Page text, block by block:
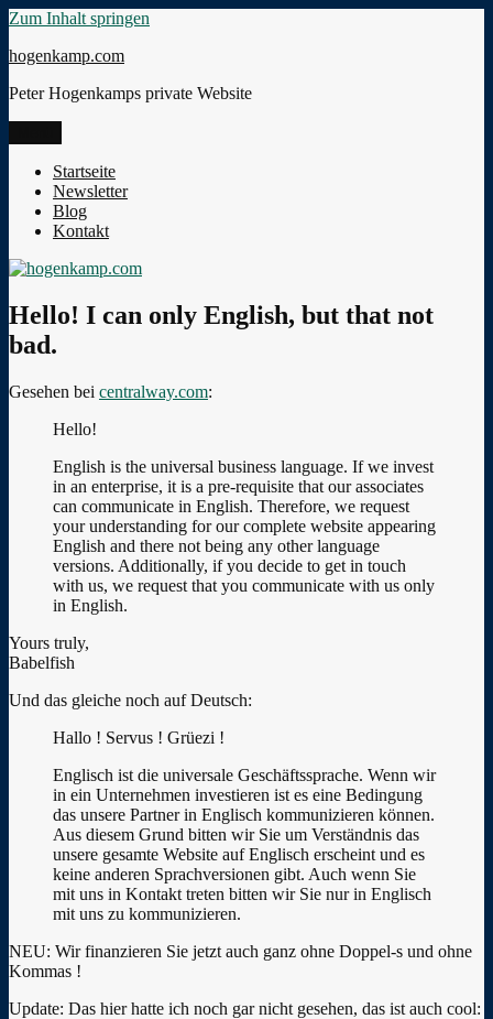
Zum Inhalt springen
hogenkamp.com
Peter Hogenkamps private Website
Startseite
Newsletter
Blog
Kontakt
Hello! I can only English, but that not
bad.
Gesehen bei centralway.com:
Hello!
English is the universal business language. If we invest
in an enterprise, it is a pre-requisite that our associates
can communicate in English. Therefore, we request
your understanding for our complete website appearing
English and there not being any other language
versions. Additionally, if you decide to get in touch
with us, we request that you communicate with us only
in English.
Yours truly,
Babelfish
Und das gleiche noch auf Deutsch:
Hallo ! Servus ! Grüezi !
Englisch ist die universale Geschäftssprache. Wenn wir
in ein Unternehmen investieren ist es eine Bedingung
das unsere Partner in Englisch kommunizieren können.
Aus diesem Grund bitten wir Sie um Verständnis das
unsere gesamte Website auf Englisch erscheint und es
keine anderen Sprachversionen gibt. Auch wenn Sie
mit uns in Kontakt treten bitten wir Sie nur in Englisch
mit uns zu kommunizieren.
NEU: Wir finanzieren Sie jetzt auch ganz ohne Doppel-s und ohne
Kommas !
Update: Das hier hatte ich noch gar nicht gesehen, das ist auch cool: